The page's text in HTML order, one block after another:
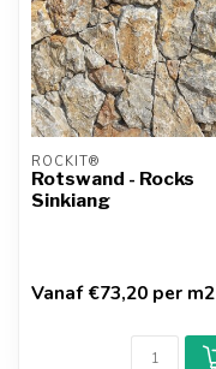
ROCKIT®
Rotswand - Rocks
Sinkiang
Vanaf €73,20 per m2